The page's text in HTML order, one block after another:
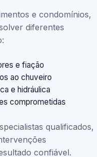
e condomínios,
diferentes
e fiação
ao chuveiro
e hidráulica
comprometidas
qualificados,
confiável.